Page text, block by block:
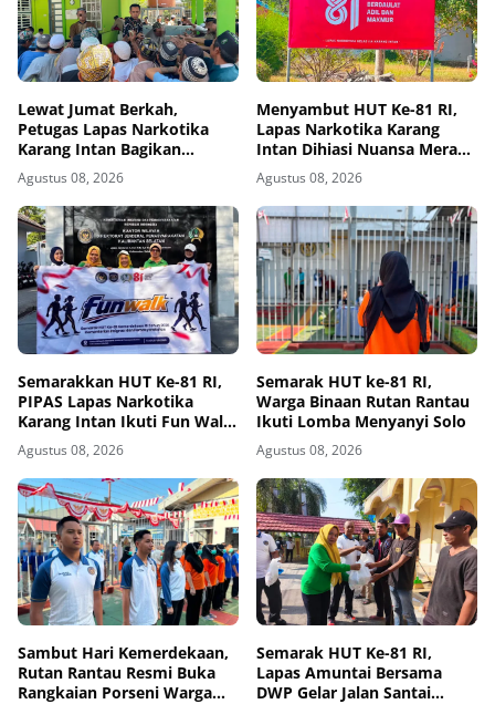
Lewat Jumat Berkah,
Petugas Lapas Narkotika
Karang Intan Bagikan
Makanan Kepada Warga
Binaan
Agustus 08, 2026
Menyambut HUT Ke-81 RI,
Lapas Narkotika Karang
Intan Dihiasi Nuansa Merah
Putih
Agustus 08, 2026
Semarakkan HUT Ke-81 RI,
PIPAS Lapas Narkotika
Karang Intan Ikuti Fun Walk
Kemenimipas Kalsel
Agustus 08, 2026
Semarak HUT ke-81 RI,
Warga Binaan Rutan Rantau
Ikuti Lomba Menyanyi Solo
Agustus 08, 2026
Sambut Hari Kemerdekaan,
Rutan Rantau Resmi Buka
Rangkaian Porseni Warga
Semarak HUT Ke-81 RI,
Lapas Amuntai Bersama
DWP Gelar Jalan Santai